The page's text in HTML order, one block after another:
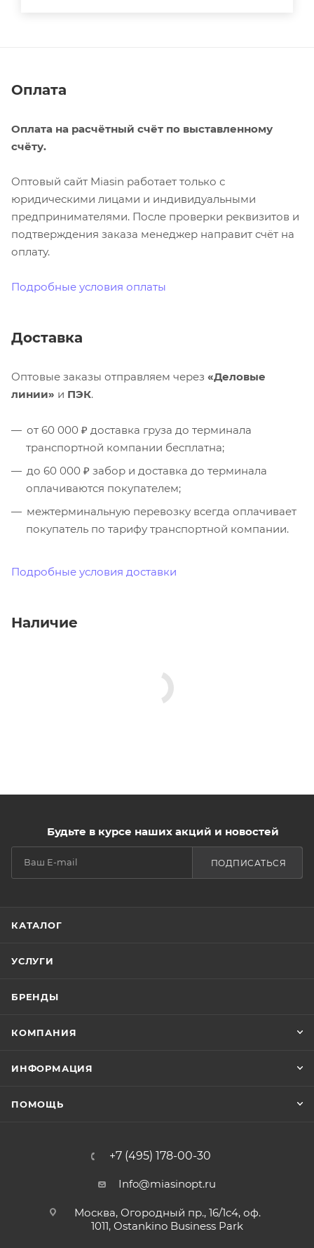
Оплата
Оплата на расчётный счёт по выставленному
счёту.
Оптовый сайт Miasin работает только с
юридическими лицами и индивидуальными
предпринимателями. После проверки реквизитов и
подтверждения заказа менеджер направит счёт на
оплату.
Подробные условия оплаты
Доставка
Оптовые заказы отправляем через «Деловые
линии» и ПЭК.
от 60 000 ₽ доставка груза до терминала
транспортной компании бесплатна;
до 60 000 ₽ забор и доставка до терминала
оплачиваются покупателем;
межтерминальную перевозку всегда оплачивает
покупатель по тарифу транспортной компании.
Подробные условия доставки
Наличие
Будьте в курсе наших акций и новостей
ПОДПИСАТЬСЯ
КАТАЛОГ
УСЛУГИ
БРЕНДЫ
КОМПАНИЯ
ИНФОРМАЦИЯ
ПОМОЩЬ
+7 (495) 178-00-30
Info@miasinopt.ru
Москва, Огородный пр., 16/1с4, оф.
1011, Ostankino Business Park